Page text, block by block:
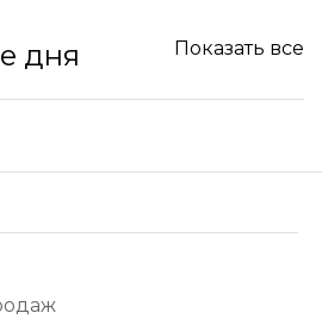
дня Показать все